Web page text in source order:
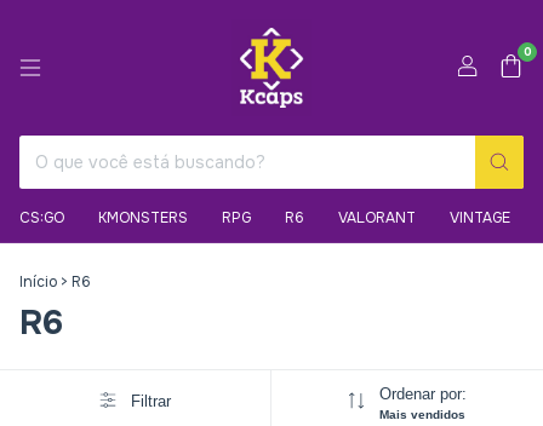
0
CS:GO KMONSTERS RPG R6 VALORANT VINTAGE
Início > R6
R6
Filtrar Ordenar por:
Mais vendidos